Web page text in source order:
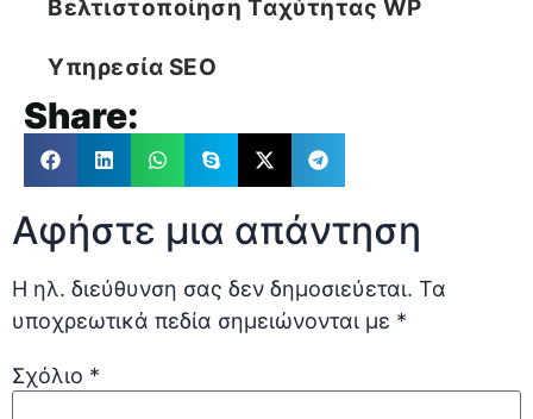
Βελτιστοποίηση Tαχύτητας WP
Υπηρεσία SEO
Share:
Αφήστε μια απάντηση
Η ηλ. διεύθυνση σας δεν δημοσιεύεται. Τα
υποχρεωτικά πεδία σημειώνονται με *
Σχόλιο *